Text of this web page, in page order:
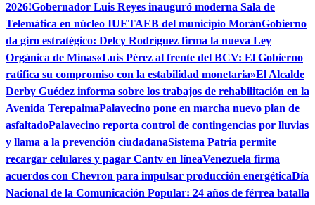
2026!Gobernador Luis Reyes inauguró moderna Sala de
Telemática en núcleo IUETAEB del municipio MoránGobierno
da giro estratégico: Delcy Rodríguez firma la nueva Ley
Orgánica de Minas«Luis Pérez al frente del BCV: El Gobierno
ratifica su compromiso con la estabilidad monetaria»El Alcalde
Derby Guédez informa sobre los trabajos de rehabilitación en la
Avenida TerepaimaPalavecino pone en marcha nuevo plan de
asfaltadoPalavecino reporta control de contingencias por lluvias
y llama a la prevención ciudadanaSistema Patria permite
recargar celulares y pagar Cantv en líneaVenezuela firma
acuerdos con Chevron para impulsar producción energéticaDía
Nacional de la Comunicación Popular: 24 años de férrea batalla